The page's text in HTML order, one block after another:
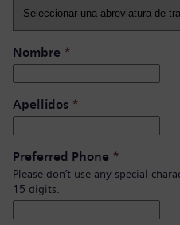
Nombre *
Apellidos *
Preferred Phone *
Please don’t use any special
15 digits.